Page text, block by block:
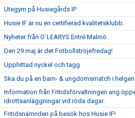
Utegym på Husiegårds IP
Husie IF är nu en certifierad kvalitetsklubb.
Nyheter från O´LEARYS Entré Malmö.
Den 29 maj är det Fotbollströjefredag!
Upphittad nyckel och tagg
Ska du på en barn- & ungdomsmatch i
Information från Fritidsförvaltningen ang
idrottsanläggningar vid röda dagar.
Fritidsnämnden på besök hos Husie IF!